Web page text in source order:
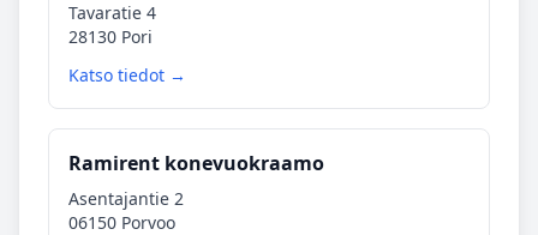
Tavaratie 4
28130 Pori
Katso tiedot →
Ramirent konevuokraamo
Asentajantie 2
06150 Porvoo